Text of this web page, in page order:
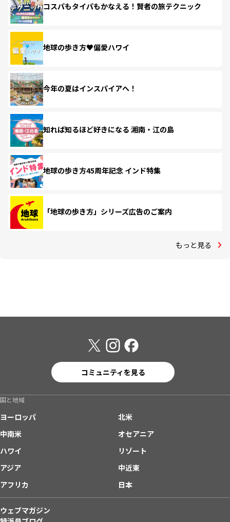
コスパもタイパもかなえる！賢者の旅テクニック
地球の歩き方♥偏愛ハワイ
今年の夏はインスパイアへ！
知れば知るほど好きになる 湘南・江の島
地球の歩き方45周年記念 インド特集
「地球の歩き方」シリーズ広告のご案内
もっと見る
コミュニティを見る
国と地域
ヨーロッパ
北米
中南米
オセアニア
ハワイ
リゾート
アジア
中近東
アフリカ
日本
ウェブマガジン